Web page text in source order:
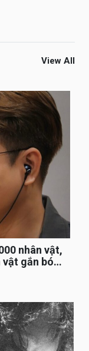
View All
nhân vật,
vật gắn bó